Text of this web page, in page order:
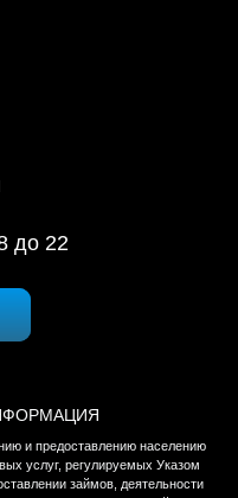
до 22
и предоставлению населению
услуг, регулируемых Указом
займов, деятельности